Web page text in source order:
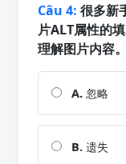
Câu 4: 很多新
片ALT属性的
理解图片内容。
A. 忽略
B. 遗失